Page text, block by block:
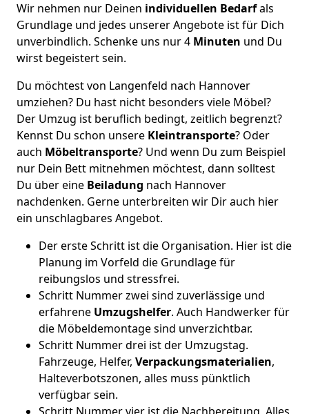
Wir nehmen nur Deinen individuellen Bedarfals
Grundlage und jedes unserer Angebote ist für Dich
unverbindlich. Schenke uns nur 4 Minuten und Du
wirst begeistert sein.
Du möchtest von Langenfeld nach Hannover
umziehen? Du hast nicht besonders viele Möbel?
Der Umzug ist beruflich bedingt, zeitlich begrenzt?
Kennst Du schon unsere Kleintransporte? Oder
auch Möbeltransporte? Und wenn Du zum Beispiel
nur Dein Bett mitnehmen möchtest, dann solltest
Du über eine Beiladung nach Hannover
nachdenken. Gerne unterbreiten wir Dir auch hier
ein unschlagbares Angebot.
Der erste Schritt ist die Organisation. Hier ist die
Planung im Vorfeld die Grundlage für
reibungslos und stressfrei.
Schritt Nummer zwei sind zuverlässige und
erfahrene Umzugshelfer. Auch Handwerker für
die Möbeldemontage sind unverzichtbar.
Schritt Nummer drei ist der Umzugstag.
Fahrzeuge, Helfer, Verpackungsmaterialien,
Halteverbotszonen, alles muss pünktlich
verfügbar sein.